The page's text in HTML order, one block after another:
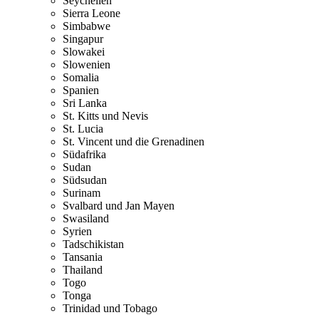
Sierra Leone
Simbabwe
Singapur
Slowakei
Slowenien
Somalia
Spanien
Sri Lanka
St. Kitts und Nevis
St. Lucia
St. Vincent und die Grenadinen
Südafrika
Sudan
Südsudan
Surinam
Svalbard und Jan Mayen
Swasiland
Syrien
Tadschikistan
Tansania
Thailand
Togo
Tonga
Trinidad und Tobago